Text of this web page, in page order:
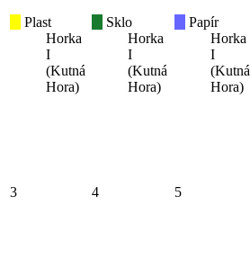
Plast
Horka
I
(Kutná
Hora)
Sklo
Horka
I
(Kutná
Hora)
Papír
Horka
I
(Kutná
Hora)
3 4 5